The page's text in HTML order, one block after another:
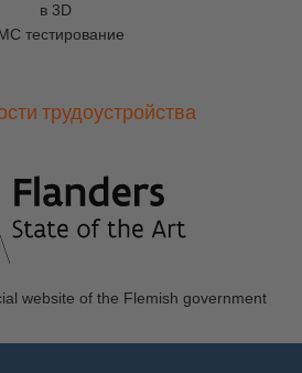
в 3D
тестирование
трудоустройства
website of the Flemish government